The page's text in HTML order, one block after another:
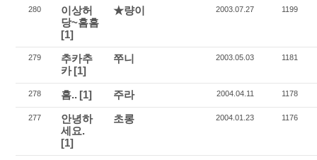
280
이상허
당~흠흠
[1]
★량이 2003.07.27 1199
279
추카추
카[1]
쭈니 2003.05.03 1181
278 흠.. [1] 주라 2004.04.11 1178
277
안녕하
세요.
[1]
초롱 2004.01.23 1176